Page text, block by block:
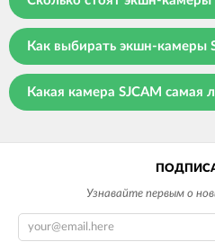
Как выбирать экшн-камеры
Какая камера SJCAM самая
Узнавайте первым о